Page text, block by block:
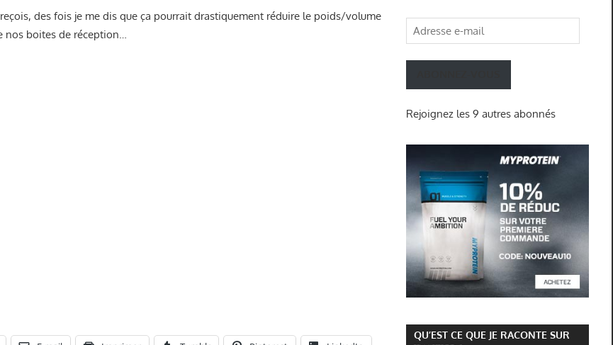
des fois je me dis que ça pourrait drastiquement réduire le poids/volume
boites de réception…
Adresse
e-
mail
Rejoignez les 9 autres abonnés
QU’EST CE QUE JE RACONTE SUR